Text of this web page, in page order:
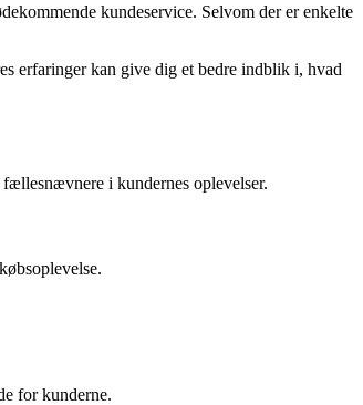
kundeservice. Selvom der er enkelte
erfaringer kan give dig et bedre indblik i, hvad
i kundernes oplevelser.
for kunderne.